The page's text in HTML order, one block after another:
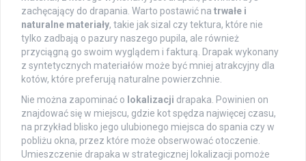
zachęcający do drapania. Warto postawić na trwałe i
naturalne materiały, takie jak sizal czy tektura, które nie
tylko zadbają o pazury naszego pupila, ale również
przyciągną go swoim wyglądem i fakturą. Drapak wykonany
z syntetycznych materiałów może być mniej atrakcyjny dla
kotów, które preferują naturalne powierzchnie.
Nie można zapominać o lokalizacji drapaka. Powinien on
znajdować się w miejscu, gdzie kot spędza najwięcej czasu,
na przykład blisko jego ulubionego miejsca do spania czy w
pobliżu okna, przez które może obserwować otoczenie.
Umieszczenie drapaka w strategicznej lokalizacji pomoże